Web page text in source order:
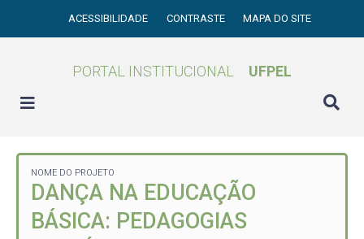
ACESSIBILIDADE CONTRASTE MAPA DO SITE
PORTAL INSTITUCIONAL UFPEL
NOME DO PROJETO
DANÇA NA EDUCAÇÃO
BÁSICA: PEDAGOGIAS